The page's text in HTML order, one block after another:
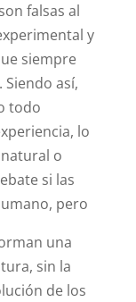
falsas al
y
siempre
así,
todo
lo
o
si las
pero
una
sin la
de los